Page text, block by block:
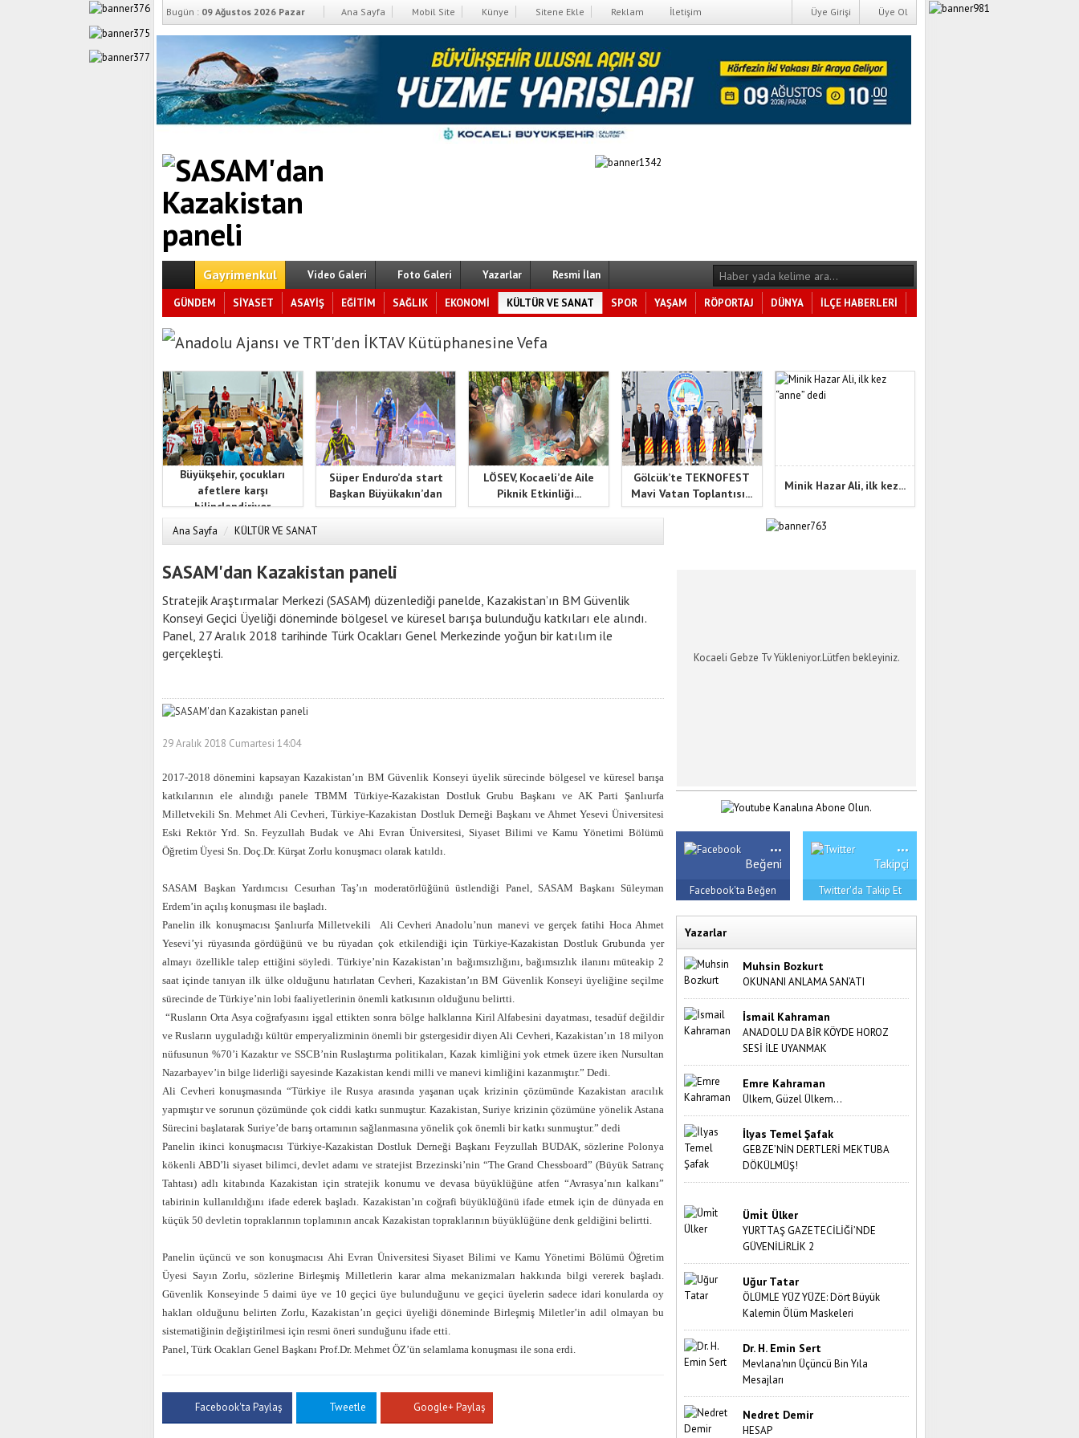
Bugün : 09 Ağustos 2026 Pazar Ana Sayfa Mobil Site Künye Sitene Ekle Reklam İletişim Üye Ol
Üye Girişi
Gayrimenkul Video Galeri Foto Galeri Yazarlar Resmi İlan
GÜNDEM SİYASET ASAYİŞ EĞİTİM SAĞLIK EKONOMİ KÜLTÜR VE SANAT SPOR YAŞAM RÖPORTAJ DÜNYA
İLÇE HABERLERİ
Anadolu Ajansı ve TRT'den İKTAV Kütüphanesine Vefa
Büyükşehir, çocukları
afetlere karşı
bilinçlendiriyor
Süper Enduro’da start
Başkan Büyükakın’dan
LÖSEV, Kocaeli’de Aile
Piknik Etkinliği...
Gölcük’te TEKNOFEST
Mavi Vatan Toplantısı...
Minik Hazar Ali, ilk kez...
Ana Sayfa / KÜLTÜR VE SANAT
SASAM'dan Kazakistan paneli
Stratejik Araştırmalar Merkezi (SASAM) düzenlediği panelde, Kazakistan’ın BM Güvenlik
Konseyi Geçici Üyeliği döneminde bölgesel ve küresel barışa bulunduğu katkıları ele alındı.
Panel, 27 Aralık 2018 tarihinde Türk Ocakları Genel Merkezinde yoğun bir katılım ile
gerçekleşti.
29 Aralık 2018 Cumartesi 14:04
2017-2018 dönemini kapsayan Kazakistan’ın BM Güvenlik Konseyi üyelik sürecinde bölgesel ve küresel barışa
katkılarının ele alındığı panele TBMM Türkiye-Kazakistan Dostluk Grubu Başkanı ve AK Parti Şanlıurfa
Milletvekili Sn. Mehmet Ali Cevheri, Türkiye-Kazakistan Dostluk Derneği Başkanı ve Ahmet Yesevi Üniversitesi
Eski Rektör Yrd. Sn. Feyzullah Budak ve Ahi Evran Üniversitesi, Siyaset Bilimi ve Kamu Yönetimi Bölümü
Öğretim Üyesi Sn. Doç.Dr. Kürşat Zorlu konuşmacı olarak katıldı.
SASAM Başkan Yardımcısı Cesurhan Taş’ın moderatörlüğünü üstlendiği Panel, SASAM Başkanı Süleyman
Erdem’in açılış konuşması ile başladı.
Panelin ilk konuşmacısı Şanlıurfa Milletvekili
Ali Cevheri Anadolu’nun manevi ve gerçek fatihi Hoca Ahmet
Yesevi’yi rüyasında gördüğünü ve bu rüyadan çok etkilendiği için Türkiye-Kazakistan Dostluk Grubunda yer
almayı özellikle talep ettiğini söyledi. Türkiye’nin Kazakistan’ın bağımsızlığını, bağımsızlık ilanını müteakip 2
saat içinde tanıyan ilk ülke olduğunu hatırlatan Cevheri, Kazakistan’ın BM Güvenlik Konseyi üyeliğine seçilme
sürecinde de Türkiye’nin lobi faaliyetlerinin önemli katkısının olduğunu belirtti.
“Rusların Orta Asya coğrafyasını işgal ettikten sonra bölge halklarına Kiril Alfabesini dayatması, tesadüf değildir
ve Rusların uyguladığı kültür emperyalizminin önemli bir gstergesidir diyen Ali Cevheri, Kazakistan’ın 18 milyon
nüfusunun %70’i Kazaktır ve SSCB’nin Ruslaştırma politikaları, Kazak kimliğini yok etmek üzere iken Nursultan
Nazarbayev’in bilge liderliği sayesinde Kazakistan kendi milli ve manevi kimliğini kazanmıştır.” Dedi.
Ali Cevheri konuşmasında “Türkiye ile Rusya arasında yaşanan uçak krizinin çözümünde Kazakistan aracılık
yapmıştır ve sorunun çözümünde çok ciddi katkı sunmuştur. Kazakistan, Suriye krizinin çözümüne yönelik Astana
Sürecini başlatarak Suriye’de barış ortamının sağlanmasına yönelik çok önemli bir katkı sunmuştur.” dedi
Panelin ikinci konuşmacısı Türkiye-Kazakistan Dostluk Derneği Başkanı Feyzullah BUDAK, sözlerine Polonya
kökenli ABD’li siyaset bilimci, devlet adamı ve stratejist Brzezinski’nin “The Grand Chessboard” (Büyük Satranç
Tahtası) adlı kitabında Kazakistan için stratejik konumu ve devasa büyüklüğüne atfen “Avrasya’nın kalkanı”
tabirinin kullanıldığını ifade ederek başladı. Kazakistan’ın coğrafi büyüklüğünü ifade etmek için de dünyada en
küçük 50 devletin topraklarının toplamının ancak Kazakistan topraklarının büyüklüğüne denk geldiğini belirtti.
Panelin üçüncü ve son konuşmacısı Ahi Evran Üniversitesi Siyaset Bilimi ve Kamu Yönetimi Bölümü Öğretim
Üyesi Sayın Zorlu, sözlerine Birleşmiş Milletlerin karar alma mekanizmaları hakkında bilgi vererek başladı.
Güvenlik Konseyinde 5 daimi üye ve 10 geçici üye bulunduğunu ve geçici üyelerin sadece idari konularda oy
hakları olduğunu belirten Zorlu, Kazakistan’ın geçici üyeliği döneminde Birleşmiş Miletler’in adil olmayan bu
sistematiğinin değiştirilmesi için resmi öneri sunduğunu ifade etti.
Panel, Türk Ocakları Genel Başkanı Prof.Dr. Mehmet ÖZ’ün selamlama konuşması ile sona erdi.
Facebook'ta Paylaş Tweetle Google+ Paylaş
Kocaeli Gebze Tv Yükleniyor.Lütfen bekleyiniz.
...
Beğeni
Facebook'ta Beğen
...
Takipçi
Twitter'da Takip Et
Yazarlar
Muhsin Bozkurt
OKUNANI ANLAMA SAN’ATI
İsmail Kahraman
ANADOLU DA BİR KÖYDE HOROZ
SESİ İLE UYANMAK
Emre Kahraman
Ülkem, Güzel Ülkem…
İlyas Temel Şafak
GEBZE’NİN DERTLERİ MEKTUBA
DÖKÜLMÜŞ!
Ümi̇t Ülker
YURTTAŞ GAZETECİLİĞİ’NDE
GÜVENİLİRLİK 2
Uğur Tatar
ÖLÜMLE YÜZ YÜZE: Dört Büyük
Kalemin Ölüm Maskeleri
Dr. H. Emin Sert
Mevlana'nın Üçüncü Bin Yıla
Mesajları
Nedret Demir
HESAP